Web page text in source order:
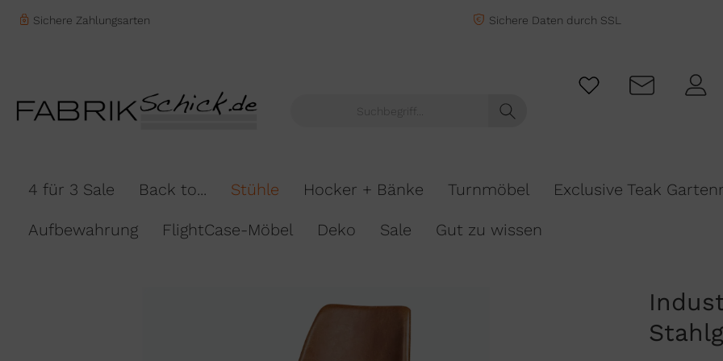
Sichere Zahlungsarten Sichere Daten durch SSL
4 für 3 Sale Back to... Stühle Hocker + Bänke Turnmöbel Exclusive Teak
Aufbewahrung FlightCase-Möbel Deko Sale Gut zu wissen